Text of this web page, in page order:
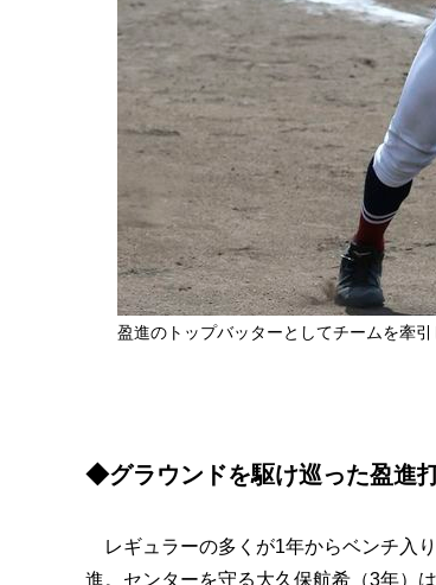
盈進のトップバッターとしてチームを牽引
◆グラウンドを駆け巡った盈進
レギュラーの多くが1年からベンチ入
進。センターを守る大久保航希（3年）